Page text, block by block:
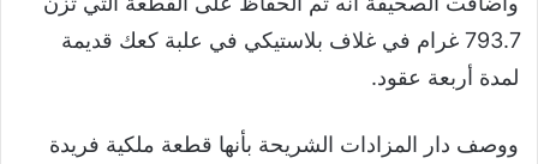
793.7 غرام في غلاف بلاستيكي في علبة كعك قديمة
لمدة أربعة عقود.
ووصف دار المزادات الشريحة بأنها قطعة ملكية فريدة